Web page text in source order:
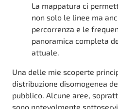
La mappatura ci
non solo le linee ma
percorrenza e le
panoramica completa
attuale.
Una delle mie scoperte
distribuzione disomogenea
pubblico. Alcune aree,
sono notevolmente